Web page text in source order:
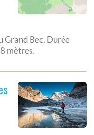
Grand Bec. Durée
mètres.